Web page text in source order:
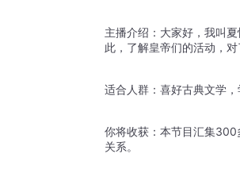
主播介绍：大家好，我叫
此，了解皇帝们的活动，
适合人群：喜好古典文学，
你将收获：本节目汇集300
关系。